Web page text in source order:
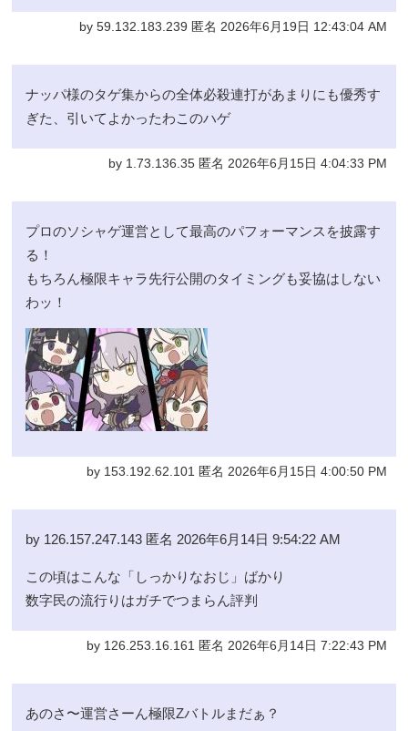
by 59.132.183.239 匿名 2026年6月19日 12:43:04 AM
ナッパ様のタゲ集からの全体必殺連打があまりにも優秀す
ぎた、引いてよかったわこのハゲ
by 1.73.136.35 匿名 2026年6月15日 4:04:33 PM
プロのソシャゲ運営として最高のパフォーマンスを披露す
る！
もちろん極限キャラ先行公開のタイミングも妥協はしない
わッ！
by 153.192.62.101 匿名 2026年6月15日 4:00:50 PM
by 126.157.247.143 匿名 2026年6月14日 9:54:22 AM
この頃はこんな「しっかりなおじ」ばかり
数字民の流行りはガチでつまらん評判
by 126.253.16.161 匿名 2026年6月14日 7:22:43 PM
あのさ〜運営さーん極限Zバトルまだぁ？